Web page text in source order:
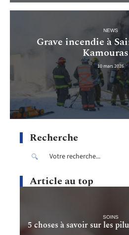
NEWS
Grave incendie à
10 mars 2026
Recherche
Article au top
SOINS
5 choses à savoir sur les